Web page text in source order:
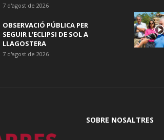
7 d'agost de 2026
OBSERVACIÓ PÚBLICA PER
SEGUIR L’ECLIPSI DE SOL A
LLAGOSTERA
7 d'agost de 2026
SOBRE NOSALTRES